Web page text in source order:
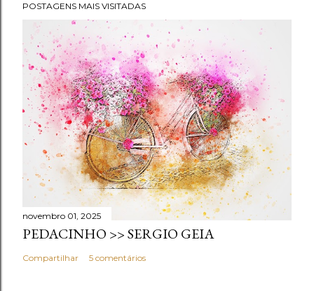
POSTAGENS MAIS VISITADAS
novembro 01, 2025
PEDACINHO >> SERGIO GEIA
Compartilhar 5 comentários